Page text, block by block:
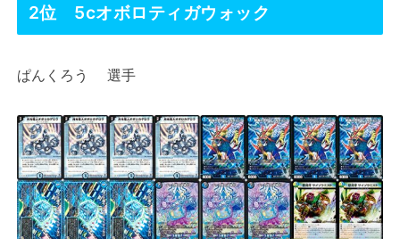
2位 5cオボロティガウォック
ぱんくろう 選手